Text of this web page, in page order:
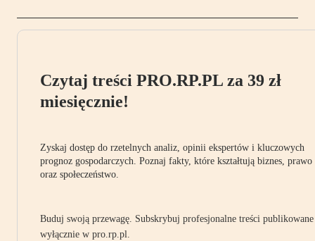
Czytaj treści PRO.RP.PL za 39 zł
miesięcznie!
Zyskaj dostęp do rzetelnych analiz, opinii ekspertów i kluczowych
prognoz gospodarczych. Poznaj fakty, które kształtują biznes, prawo
oraz społeczeństwo.
Buduj swoją przewagę. Subskrybuj profesjonalne treści publikowane
wyłącznie w pro.rp.pl.